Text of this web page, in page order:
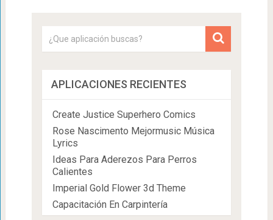
APLICACIONES RECIENTES
Create Justice Superhero Comics
Rose Nascimento Mejormusic Música
Lyrics
Ideas Para Aderezos Para Perros
Calientes
Imperial Gold Flower 3d Theme
Capacitación En Carpintería